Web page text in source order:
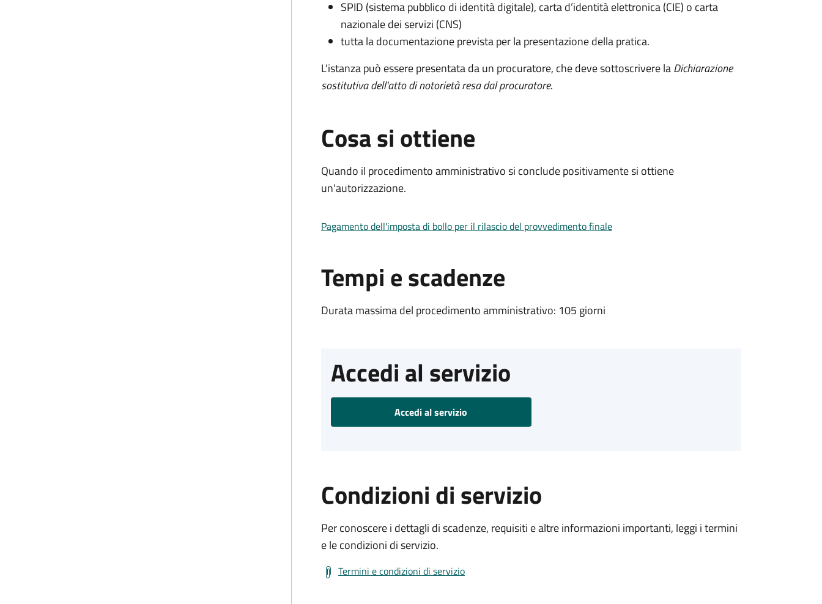
SPID (sistema pubblico di identità digitale), carta d’identità elettronica (CIE) o carta
nazionale dei servizi (CNS)
tutta la documentazione prevista per la presentazione della pratica.
L'istanza può essere presentata da un procuratore, che deve sottoscrivere laDichiarazione
sostitutiva dell'atto di notorietà resa dal procuratore.
Cosa si ottiene
Quando il procedimento amministrativo si conclude positivamente si ottiene
un'autorizzazione.
Pagamento dell'imposta di bollo per il rilascio del provvedimento finale
Tempi e scadenze
Durata massima del procedimento amministrativo: 105 giorni
Accedi al servizio
Accedi al servizio
Condizioni di servizio
Per conoscere i dettagli di scadenze, requisiti e altre informazioni importanti, leggi i termini
e le condizioni di servizio.
Termini e condizioni di servizio